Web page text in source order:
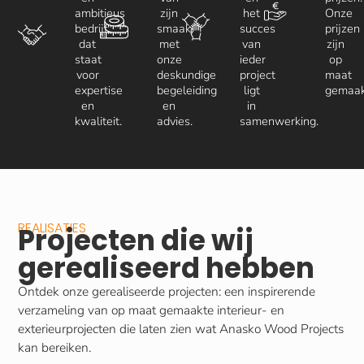
ambitieus
bedrijf
dat
staat
voor
expertise
en
kwaliteit.
zijn
smaak,
met
onze
deskundige
begeleiding
en
advies.
het
succes
van
ieder
project
ligt
in
samenwerking.
Onze
prijzen
zijn
op
maat
REALISATIES
Projecten die wij
gerealiseerd hebben
Ontdek onze gerealiseerde projecten: een inspirerende
verzameling van op maat gemaakte interieur- en
exterieurprojecten die laten zien wat Anasko Wood Projects
kan bereiken.